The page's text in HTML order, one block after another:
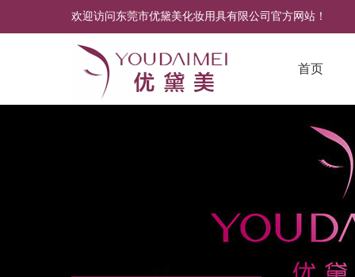
欢迎访问东莞市优黛美化妆用具有限公司官方网站！
首页